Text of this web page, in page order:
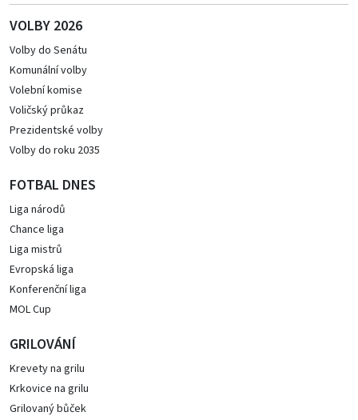
VOLBY 2026
Volby do Senátu
Komunální volby
Volební komise
Voličský průkaz
Prezidentské volby
Volby do roku 2035
FOTBAL DNES
Liga národů
Chance liga
Liga mistrů
Evropská liga
Konferenční liga
MOL Cup
GRILOVÁNÍ
Krevety na grilu
Krkovice na grilu
Grilovaný bůček